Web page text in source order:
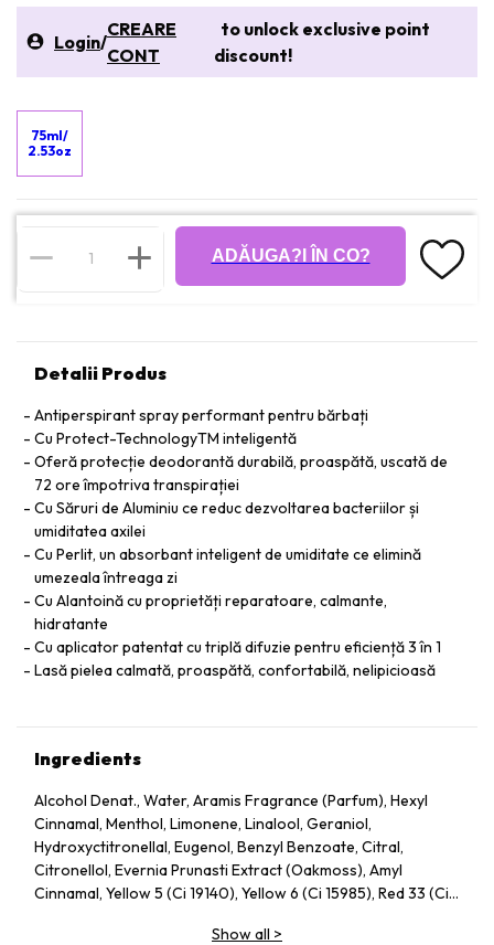
Login/
CREARE
CONT
to unlock exclusive point
discount!
75ml/
2.53oz
ADĂUGA?I ÎN CO?
Detalii Produs
Antiperspirant spray performant pentru bărbați
Cu Protect-TechnologyTM inteligentă
Oferă protecție deodorantă durabilă, proaspătă, uscată de
72 ore împotriva transpirației
Cu Săruri de Aluminiu ce reduc dezvoltarea bacteriilor și
umiditatea axilei
Cu Perlit, un absorbant inteligent de umiditate ce elimină
umezeala întreaga zi
Cu Alantoină cu proprietăți reparatoare, calmante,
hidratante
Cu aplicator patentat cu triplă difuzie pentru eficiență 3 în 1
Lasă pielea calmată, proaspătă, confortabilă, nelipicioasă
Ingredients
Alcohol Denat., Water, Aramis Fragrance (Parfum), Hexyl
Cinnamal, Menthol, Limonene, Linalool, Geraniol,
Hydroxyctitronellal, Eugenol, Benzyl Benzoate, Citral,
Citronellol, Evernia Prunasti Extract (Oakmoss), Amyl
Cinnamal, Yellow 5 (Ci 19140), Yellow 6 (Ci 15985), Red 33 (Ci
Show all >